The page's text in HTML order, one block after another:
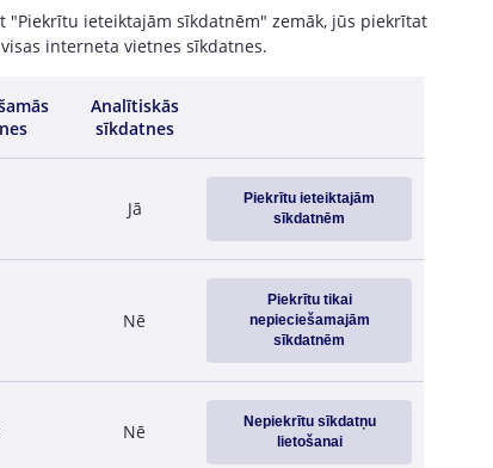
"Piekrītu ieteiktajām sīkdatnēm" zemāk, jūs piekrītat
interneta vietnes sīkdatnes.
Analītiskās
sīkdatnes
Jā
Piekrītu ieteiktajām
sīkdatnēm
Nē
Piekrītu tikai
nepieciešamajām
sīkdatnēm
Nē
Nepiekrītu sīkdatņu
lietošanai